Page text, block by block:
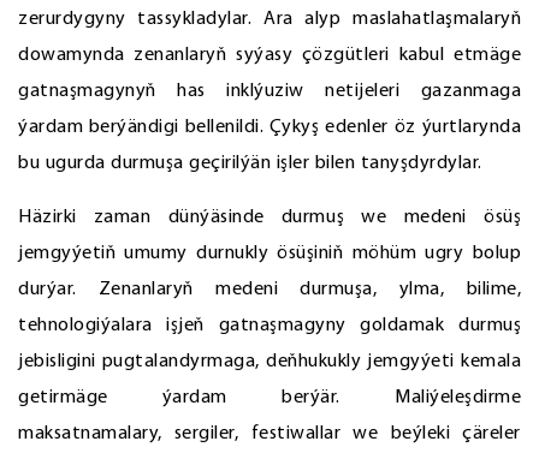
zerurdygyny tassykladylar. Ara alyp maslahatlaşmalaryň
dowamynda zenanlaryň syýasy çözgütleri kabul etmäge
gatnaşmagynyň has inklýuziw netijeleri gazanmaga
ýardam berýändigi bellenildi. Çykyş edenler öz ýurtlarynda
bu ugurda durmuşa geçirilýän işler bilen tanyşdyrdylar.
Häzirki zaman dünýäsinde durmuş we medeni ösüş
jemgyýetiň umumy durnukly ösüşiniň möhüm ugry bolup
durýar. Zenanlaryň medeni durmuşa, ylma, bilime,
tehnologiýalara işjeň gatnaşmagyny goldamak durmuş
jebisligini pugtalandyrmaga, deňhukukly jemgyýeti kemala
getirmäge ýardam berýär. Maliýeleşdirme
maksatnamalary, sergiler, festiwallar we beýleki çäreler